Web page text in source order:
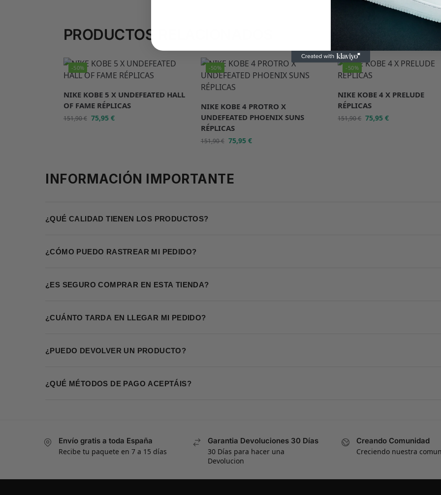
PRODUCTOS RELACIONADOS
-50%
NIKE KOBE 5 X UNDEFEATED HALL
OF FAME RÉPLICAS
151,90€ 75,95 €
-50%
NIKE KOBE 4 PROTRO X
UNDEFEATED PHOENIX SUNS
RÉPLICAS
151,90€ 75,95 €
-50%
NIKE KOBE 4 X PRELUDE
RÉPLICAS
151,90€ 75,95€
INFORMACIÓN IMPORTANTE
¿QUÉ CALIDAD TIENEN LOS PRODUCTOS?
¿CÓMO PUEDO RASTREAR MI PEDIDO?
¿ES SEGURO COMPRAR EN ESTA TIENDA?
¿CUÁNTO TARDA EN LLEGAR MI PEDIDO?
¿PUEDO DEVOLVER UN PRODUCTO?
¿QUÉ MÉTODOS DE PAGO ACEPTÁIS?
Envío gratis a toda España
Recibe tu paquete en 7 a 15 días
Garantia Devoluciones 30 Días
30 Días para hacer una
Devolucion
Creando Comunidad
Creciendo nuestra